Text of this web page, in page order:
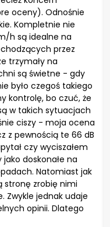
oceny). Odnośnie
Kompletnie nie
h są idealne na
przez
trzymały na
są świetne - gdy
było czegoś takiego
kontrolę, bo czuć, że
w takich sytuacjach
ciszy - moja ocena
z pewnością te 66 dB
czy wyciszałem
doskonałe na
Natomiast jak
stronę zrobię nimi
Zwykle jednak udaje
opinii. Dlatego